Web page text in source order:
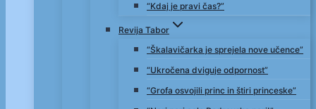
“Kdaj je pravi čas?”
Revija Tabor
“Škalavičarka je sprejela nove učence”
“Ukročena dviguje odpornost”
“Grofa osvojili princ in štiri princeske”